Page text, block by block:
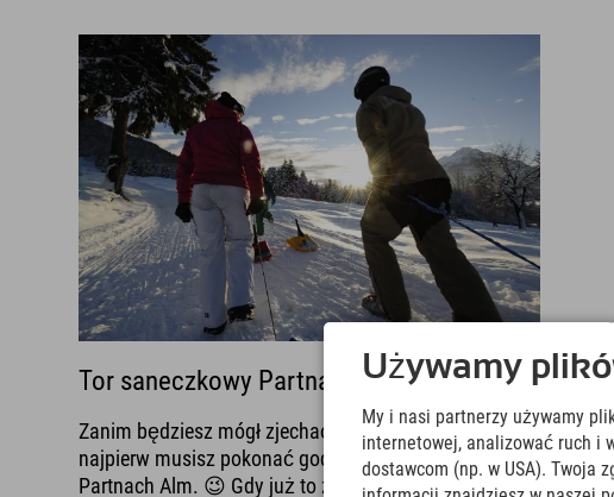
Tor saneczkowy Partnachalm
Zanim będziesz mógł zjechać na sankach ze stoku,
najpierw musisz pokonać godzinną wspinaczkę na
Partnach Alm. 😉 Gdy już to zrobisz, możesz zacząć!
Używamy
My i nasi partnerzy używamy
internetowej, analizować ruch i
dostawcom (np. w USA). Twoja